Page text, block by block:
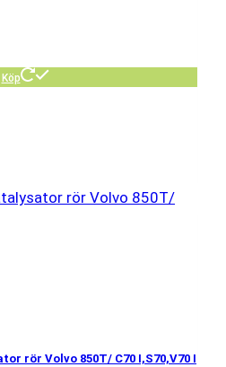
Köp
rör Volvo 850T/ C70 I,S70,V70 I